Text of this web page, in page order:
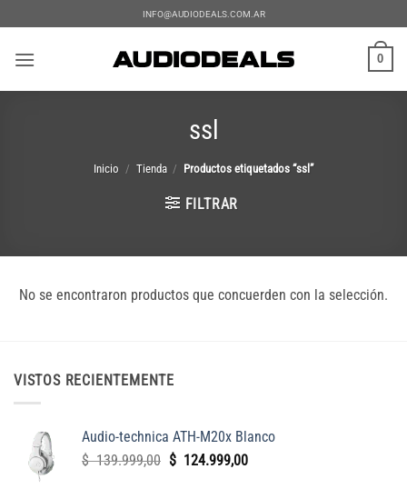
al
contenido
INFO@AUDIODEALS.COM.AR
0
ssl
Inicio / Tienda / Productos etiquetados “ssl”
FILTRAR
No se encontraron productos que concuerden con la selección.
VISTOS RECIENTEMENTE
Audio-technica ATH-M20x Blanco
$139.999,00 El
$ 124.999,00El